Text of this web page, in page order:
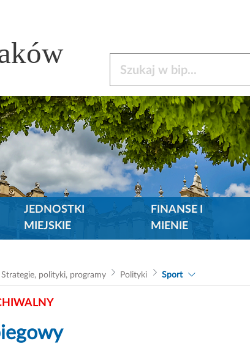
JEDNOSTKI
MIEJSKIE
FINANSE I
MIENIE
Strategie, polityki, programy Polityki Sport